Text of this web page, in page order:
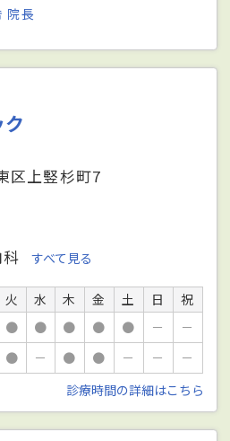
院長
区上竪杉町7
すべて見る
火 水 木 金 土 日
祝
● ● ● ● ● －
－
● － ● ● － －
－
診療時間の詳細はこちら